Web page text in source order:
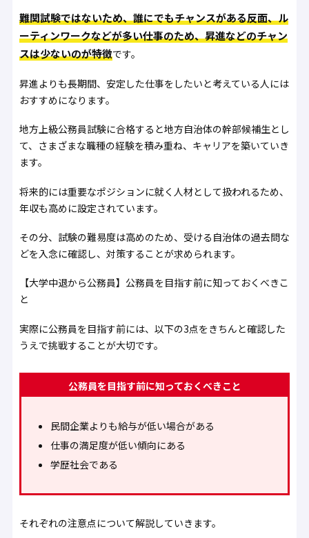
難関試験ではないため、誰にでもチャンスがある反面、ル
ーティンワークなどが多い仕事のため、昇進などのチャン
スは少ないのが特徴です。
昇進よりも長期間、安定した仕事をしたいと考えている人には
おすすめになります。
地方上級公務員試験に合格すると地方自治体の幹部候補生とし
て、さまざまな職種の経験を積み重ね、キャリアを築いていき
ます。
将来的には重要なポジションに就く人材として扱われるため、
年収も高めに設定されています。
その分、試験の難易度は高めのため、受ける自治体の過去問な
どを入念に確認し、対策することが求められます。
【大学中退から公務員】公務員を目指す前に知っておくべきこ
と
実際に公務員を目指す前には、以下の3点をきちんと確認した
うえで挑戦することが大切です。
公務員を目指す前に知っておくべきこと
民間企業よりも給与が低い場合がある
仕事の満足度が低い傾向にある
学歴社会である
それぞれの注意点について解説していきます。